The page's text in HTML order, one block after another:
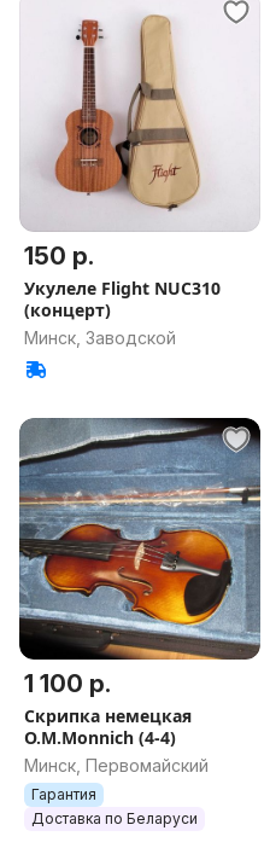
150 р.
Укулеле Flight NUC310
(концерт)
Минск, Заводской
1 100 р.
Скрипка немецкая
O.M.Monnich (4-4)
Минск, Первомайский
Гарантия
Доставка по Беларуси